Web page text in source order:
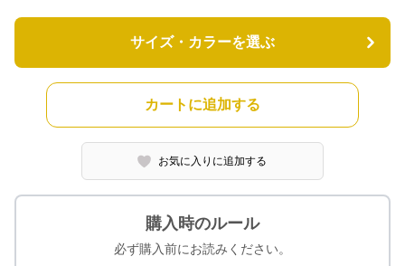
サイズ・カラーを選ぶ
カートに追加する
お気に入りに追加する
購入時のルール
必ず購入前にお読みください。